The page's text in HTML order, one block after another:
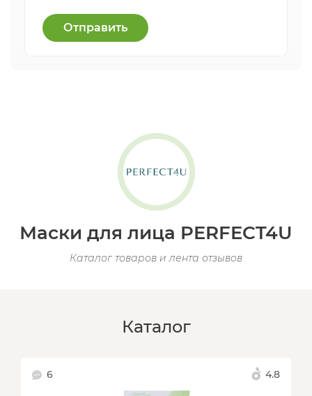
Отправить
Маски для лица PERFECT4U
Каталог товаров и лента отзывов
Каталог
6 4.8